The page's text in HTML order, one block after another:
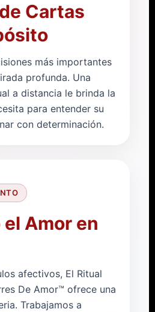
Cartas
más importantes
profunda. Una
a distancia le brinda la
para entender su
con determinación.
Amor en
afectivos, El Ritual
De Amor™ ofrece una
Trabajamos a